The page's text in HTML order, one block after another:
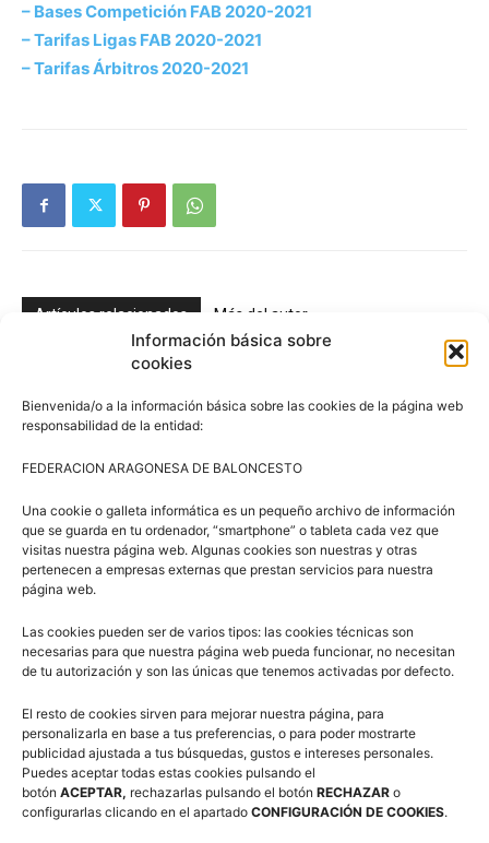
Información básica sobre
cookies
Bienvenida/o a la información básica sobre las cookies de la página web
responsabilidad de la entidad:
FEDERACION ARAGONESA DE BALONCESTO
Una cookie o galleta informática es un pequeño archivo de información
que se guarda en tu ordenador, “smartphone” o tableta cada vez que
visitas nuestra página web. Algunas cookies son nuestras y otras
pertenecen a empresas externas que prestan servicios para nuestra
página web.
Las cookies pueden ser de varios tipos: las cookies técnicas son
necesarias para que nuestra página web pueda funcionar, no necesitan
de tu autorización y son las únicas que tenemos activadas por defecto.
El resto de cookies sirven para mejorar nuestra página, para
personalizarla en base a tus preferencias, o para poder mostrarte
publicidad ajustada a tus búsquedas, gustos e intereses personales.
Puedes aceptar todas estas cookies pulsando el
botón ACEPTAR, rechazarlas pulsando el botón RECHAZAR o
configurarlas clicando en el apartado CONFIGURACIÓN DE COOKIES.
– Bases Competición FAB 2020-2021
– Tarifas Ligas FAB 2020-2021
– Tarifas Árbitros 2020-2021
Artículos relacionados Más del autor
3×3 Villanúa 2026
Comité de Árbitros (CAAB)
Campus Baloncesto Villanúa 2026
Síguenos en Redes Sociales